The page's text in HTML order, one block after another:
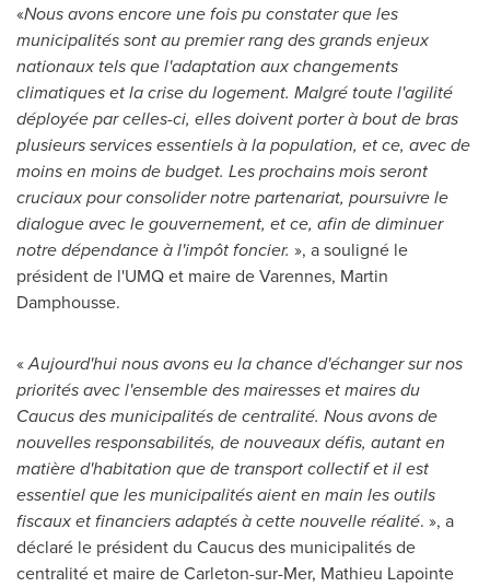
«Nous avons encore une fois pu constater que les
municipalités sont au premier rang des grands enjeux
nationaux tels que l'adaptation aux changements
climatiques et la crise du logement. Malgré toute l'agilité
déployée par celles-ci, elles doivent porter à bout de bras
plusieurs services essentiels à la population, et ce, avec de
moins en moins de budget. Les prochains mois seront
cruciaux pour consolider notre partenariat, poursuivre le
dialogue avec le gouvernement, et ce, afin de diminuer
notre dépendance à l'impôt foncier. », a souligné le
président de l'UMQ et maire deVarennes, Martin
Damphousse.
«Aujourd'hui nous avons eu la chance d'échanger sur nos
priorités avec l'ensemble des mairesses et maires du
Caucus des municipalités de centralité. Nous avons de
nouvelles responsabilités, de nouveaux défis, autant en
matière d'habitation que de transport collectif et il est
essentiel que les municipalités aient en main les outils
fiscaux et financiers adaptés à cette nouvelle réalité. », a
déclaré le président du Caucus des municipalités de
centralité et maire deCarleton-sur-Mer, Mathieu Lapointe